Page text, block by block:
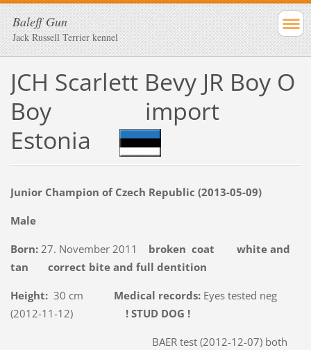
Baleff Gun
Jack Russell Terrier kennel
JCH Scarlett Bevy JR Boy O
Boy import
Estonia
Junior Champion of Czech Republic (2013-05-09)
Male
Born:27. November 2011 broken coat
white and
tan correct bite and full dentition
Height: 30 cm Medical records: Eyes tested neg
(2012-11-12)
! STUD DOG !
BAER test (2012-12-07) both